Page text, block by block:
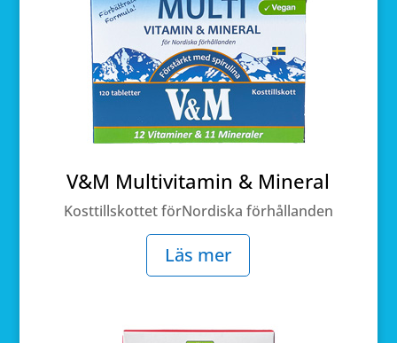
V&M Multivitamin & Mineral
Kosttillskottet förNordiska förhållanden
Läs mer